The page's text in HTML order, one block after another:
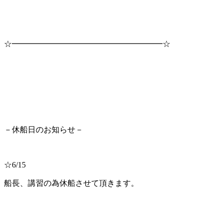
☆━━━━━━━━━━━━━━━━━━━☆
－休船日のお知らせ－
☆6/15
船長、講習の為休船させて頂きます。